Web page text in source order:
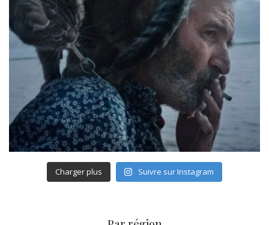
Charger plus Suivre sur Instagram